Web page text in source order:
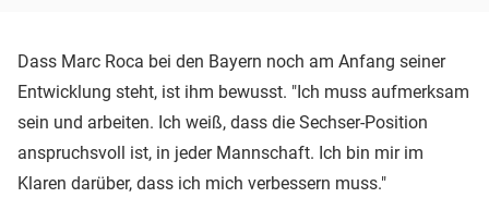
Dass Marc Roca bei den Bayern noch am Anfang seiner
Entwicklung steht, ist ihm bewusst. "Ich muss aufmerksam
sein und arbeiten. Ich weiß, dass die Sechser-Position
anspruchsvoll ist, in jeder Mannschaft. Ich bin mir im
Klaren darüber, dass ich mich verbessern muss."